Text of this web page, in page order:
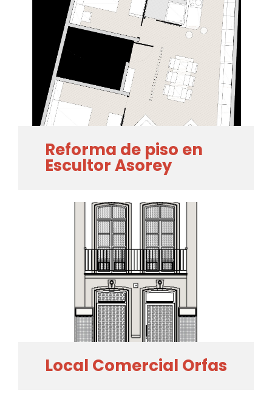
Reforma de piso en
Escultor Asorey
Local Comercial Orfas